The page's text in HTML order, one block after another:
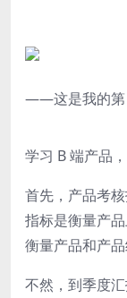
——这是我的
学习 B 端产品
首先，产品考
指标是衡量产
衡量产品和产品
不然，到季度